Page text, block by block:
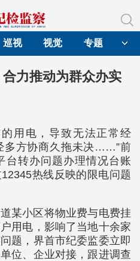
巡视 视觉 专题
力推动为群众办实
用电，导致无法正常经
多方协商久拖未决……”前
台转办问题办理情况台账
热线反映的限电问题
某小区将物业费与电费挂
用电，影响了当地十余家
题，界首市纪委监委立即
位、企业对接，跟进调查